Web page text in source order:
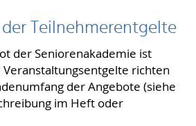
Teilnehmerentgelte
der Seniorenakademie ist
richten
der Angebote (siehe
im Heft oder